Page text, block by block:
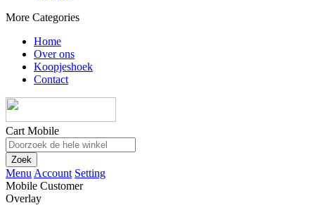
More Categories
Home
Over ons
Koopjeshoek
Contact
Cart Mobile
Zoek
Menu Account Setting
Mobile Customer
Overlay